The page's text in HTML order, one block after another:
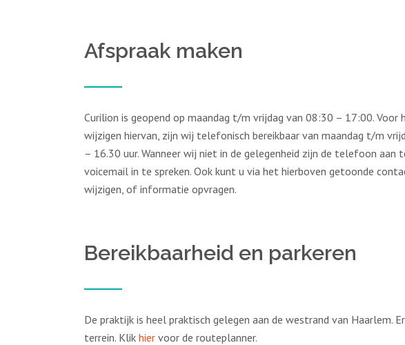
Afspraak maken
Curilion is geopend op maandag t/m vrijdag van 08:30 – 17:00.
wijzigen hiervan, zijn wij telefonisch bereikbaar van maandag t/m
– 16.30 uur. Wanneer wij niet in de gelegenheid zijn de telefoon aan
voicemail in te spreken. Ook kunt u via het hierboven getoonde
wijzigen, of informatie opvragen.
Bereikbaarheid en parkeren
De praktijk is heel praktisch gelegen aan de westrand van Haarlem.
terrein. Klik hier voor de routeplanner.